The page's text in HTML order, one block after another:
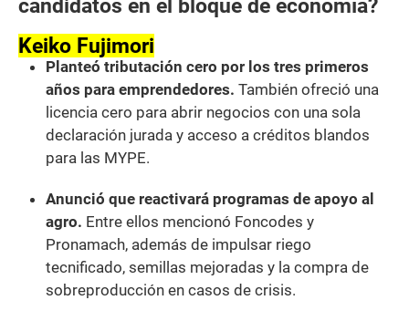
candidatos en el bloque de economía?
Keiko Fujimori
Planteó tributación cero por los tres primeros
años para emprendedores. También ofreció una
licencia cero para abrir negocios con una sola
declaración jurada y acceso a créditos blandos
para las MYPE.
Anunció que reactivará programas de apoyo al
agro. Entre ellos mencionó Foncodes y
Pronamach, además de impulsar riego
tecnificado, semillas mejoradas y la compra de
sobreproducción en casos de crisis.